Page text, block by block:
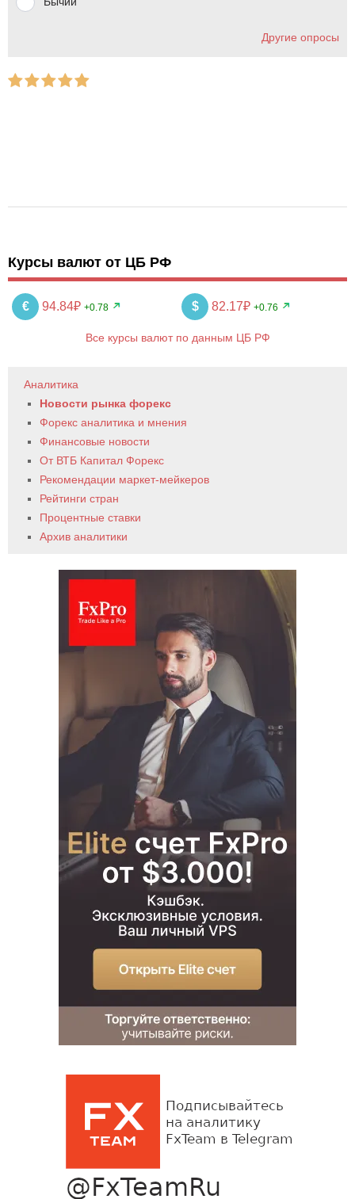
Другие опросы
Курсы валют от ЦБ РФ
€ 94.84₽ +0.78 $ 82.17₽ +0.76
Все курсы валют по данным ЦБ РФ
Аналитика
Новости рынка форекс
Форекс аналитика и мнения
Финансовые новости
От ВТБ Капитал Форекс
Рекомендации маркет-мейкеров
Рейтинги стран
Процентные ставки
Архив аналитики